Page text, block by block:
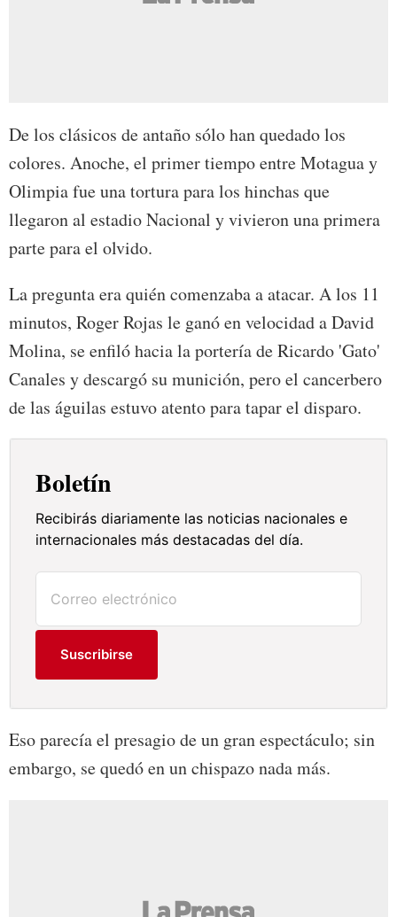
De los clásicos de antaño sólo han quedado los
colores. Anoche, el primer tiempo entre Motagua y
Olimpia fue una tortura para los hinchas que
llegaron al estadio Nacional y vivieron una primera
parte para el olvido.
La pregunta era quién comenzaba a atacar. A los 11
minutos, Roger Rojas le ganó en velocidad a David
Molina, se enfiló hacia la portería de Ricardo 'Gato'
Canales y descargó su munición, pero el cancerbero
de las águilas estuvo atento para tapar el disparo.
Boletín
Recibirás diariamente las noticias nacionales e
internacionales más destacadas del día.
Suscribirse
Eso parecía el presagio de un gran espectáculo; sin
embargo, se quedó en un chispazo nada más.